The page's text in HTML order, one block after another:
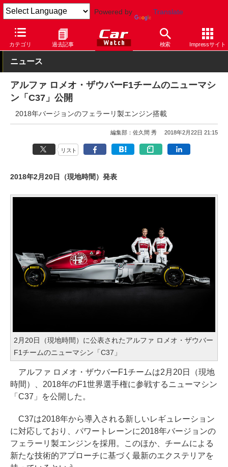
Powered by Translate
カテゴリ 過去記事 検索 Impressサイト
Car Watch 自動車 アルファ ロメオ その他
ニュース
アルファ ロメオ・ザウバーF1チームのニューマシ
ン「C37」公開
2018年バージョンのフェラーリ製エンジン搭載
編集部：佐久間 秀 2018年2月22日 21:15
リスト
2018年2月20日（現地時間）発表
2月20日（現地時間）に公表されたアルファ ロメオ・ザウバー
F1チームのニューマシン「C37」
アルファ ロメオ・ザウバーF1チームは2月20日（現地
時間）、2018年のF1世界選手権に参戦するニューマシン
「C37」を公開した。
C37は2018年から導入される新しいレギュレーション
に対応しており、パワートレーンに2018年バージョンの
フェラーリ製エンジンを採用。このほか、チームによる
新たな技術的アプローチに基づく最新のエクステリアを